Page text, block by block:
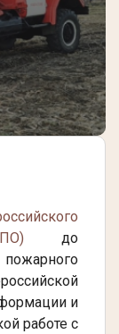
до
и
работе с